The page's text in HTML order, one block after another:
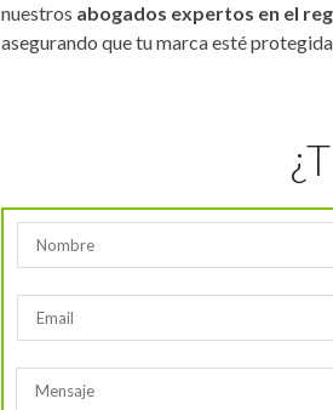
nuestros abogados expertos en el
asegurando que tu marca esté